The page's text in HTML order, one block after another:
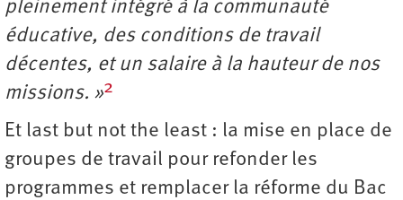
pleinement intégré à la communauté
éducative, des conditions de travail
décentes, et un salaire à la hauteur de nos
missions. »2
Et last but not the least : la mise en place de
groupes de travail pour refonder les
programmes et remplacer la réforme du Bac